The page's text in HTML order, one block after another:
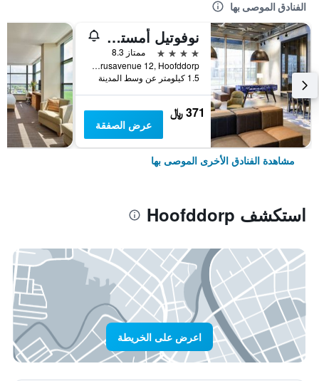
الفنادق الموصى بها
نوفوتيل أمستردام مطار سخيبول
4 نجوم
ممتاز 8.3
Taurusavenue 12, Hoofddorp, مقاطعة شمال هولندا, هولندا
1.5 كيلومتر عن وسط المدينة
371 ﷼
عرض الصفقة
مشاهدة الفنادق الأخرى الموصى بها
استكشف Hoofddorp
اعرض على الخريطة